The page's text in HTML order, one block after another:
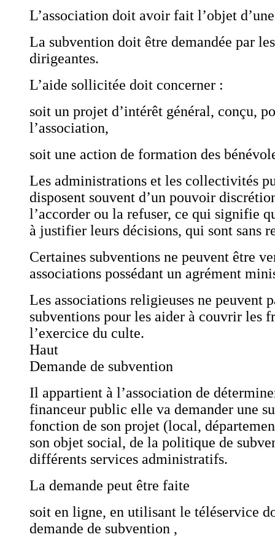
L’association doit avoir fait l’objet
La subvention doit être demandée par
dirigeantes.
L’aide sollicitée doit concerner :
soit un projet d’intérêt général, conçu,
l’association,
soit une action de formation des
Les administrations et les collectivités
disposent souvent d’un pouvoir
l’accorder ou la refuser, ce qui signifie
à justifier leurs décisions, qui sont sans
Certaines subventions ne peuvent être
associations possédant un agrément
Les associations religieuses ne peuvent
subventions pour les aider à couvrir les
l’exercice du culte.
Haut
Demande de subvention
Il appartient à l’association de
financeur public elle va demander une
fonction de son projet (local,
son objet social, de la politique de
différents services administratifs.
La demande peut être faite
soit en ligne, en utilisant le téléservice
demande de subvention ,